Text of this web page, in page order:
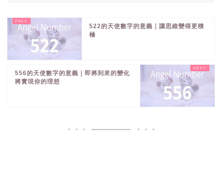
522的天使數字的意義｜讓思維變得更積
極
556的天使數字的意義｜即將到來的變化
將實現你的理想